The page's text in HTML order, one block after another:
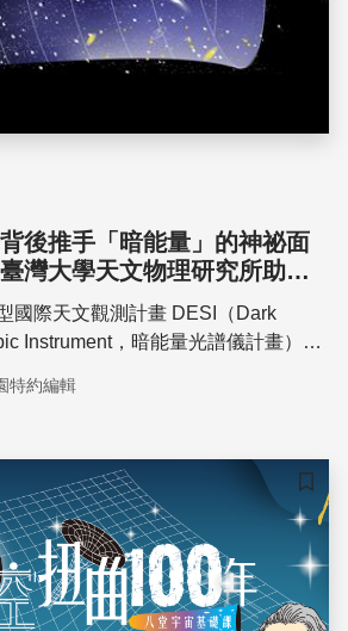
後推手「暗能量」的神祕面
灣大學天文物理研究所助理
國際天文觀測計畫 DESI（Dark
Instrument，暗能量光譜儀計畫）發
十年來學界對暗能量的認識，也將宇
特約編輯
儲存